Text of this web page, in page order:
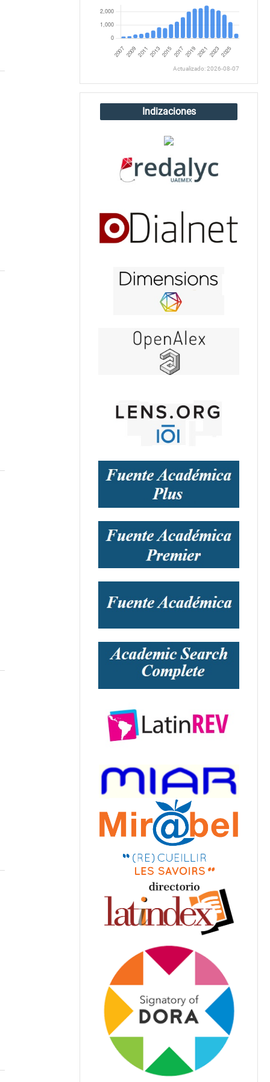
Actualizado: 2026-08-07
Indizaciones